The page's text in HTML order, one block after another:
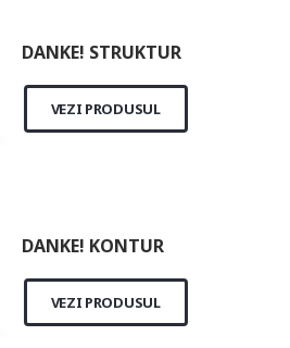
DANKE! STRUKTUR
VEZI PRODUSUL
DANKE! KONTUR
VEZI PRODUSUL